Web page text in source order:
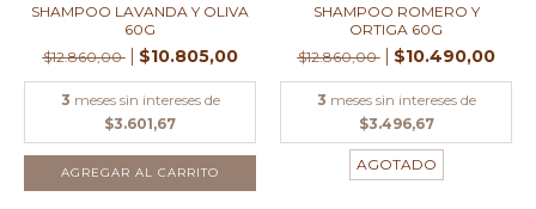
SHAMPOO LAVANDA Y OLIVA
60G
$12.860,00
$10.805,00
3 meses sin intereses de
$3.601,67
SHAMPOO ROMERO Y
ORTIGA 60G
$12.860,00
$10.490,00
3 meses sin intereses de
$3.496,67
AGOTADO